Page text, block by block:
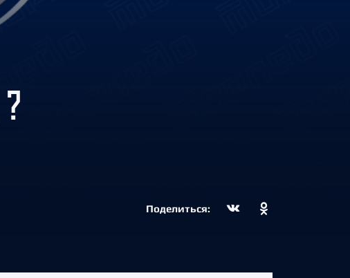
Поделиться: